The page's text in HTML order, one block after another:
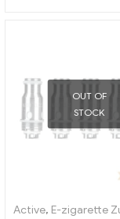
OUT OF
STOCK
Active, E-zigarette